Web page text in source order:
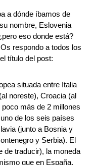
a dónde íbamos de
nombre, Eslovenia
eso donde está?
respondo a todos los
título del post:
situada entre Italia
noreste), Croacia (al
más de 2 millones
de los seis países
(junto a Bosnia y
y Serbia). El
de traducir), la moneda
que en España.